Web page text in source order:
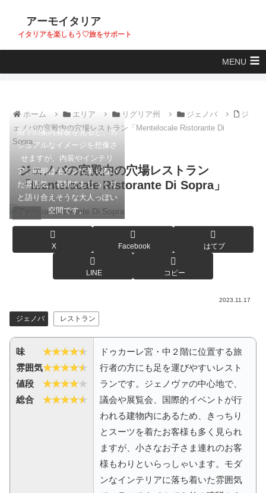
アーモイタリア
イタリアを楽しもう♡旅をサポート
MENU
ホーム エリア リグリア州 ジェノバ
ジ
ェノバの宮殿内の穴場レストラン「Mentelocale Ristorante Di
Sopra」
ジェノバの宮殿内の穴場レストラン
「Mentelocale Ristorante Di Sopra」
ジェノバ
階下の案内看板を見ると、カ
ジュアルなイメージを想像さ
せますが、内装やインテリ
ア、照明はモダンで落ち着い
た雰囲気。昼間でもじっくり
と語り合えそうな大人っぽい
空間です。
X Facebook はてブ
LINE コピー
2023.11.17
ジェノバ レストラン
味
雰囲気
値段
総合
ドゥカーレ宮・中２階に位置する旅
行者の方にも足を運びやすいレスト
ランです。ジェノヴァの中心地で、
議会や展覧会、国際的イベントが行
われる建物内にあるため、きっちり
とスーツを着たお客様も多く見られ
ますが、小さなお子さま連れのお客
様もわりといらっしゃいます。モダ
ンなインテリアに落ち着いた雰囲気